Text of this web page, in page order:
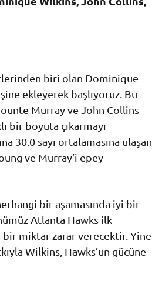
biri olan Dominique
ekleyerek başlıyoruz. Bu
Murray ve John Collins
bir boyuta çıkarmayı
30.0 sayı ortalamasına ulaşan
ve Murray’i epey
bir aşamasında iyi bir
Atlanta Hawks ilk
bir miktar zarar verecektir. Yine
Wilkins, Hawks’un gücüne